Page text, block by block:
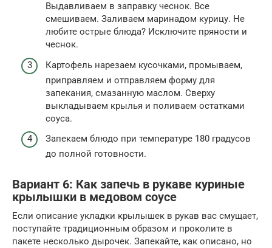
Выдавливаем в заправку чеснок. Все
смешиваем. Заливаем маринадом курицу. Не
любите острые блюда? Исключите пряности и
чеснок.
Картофель нарезаем кусочками, промываем,
приправляем и отправляем форму для
запекания, смазанную маслом. Сверху
выкладываем крылья и поливаем остатками
соуса.
Запекаем блюдо при температуре 180 градусов
до полной готовности.
Вариант 6: Как запечь в рукаве куриные
крылышки в медовом соусе
Если описание укладки крылышек в рукав вас смущает,
поступайте традиционным образом и проколите в
пакете несколько дырочек. Запекайте, как описано, но